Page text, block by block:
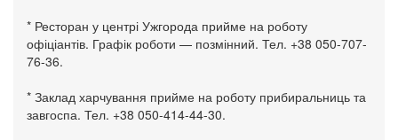
* Ресторан у центрі Ужгорода прийме на роботу
офіціантів. Графік роботи — позмінний. Тел. +38 050-707-
76-36.
* Заклад харчування прийме на роботу прибиральниць та
завгоспа. Тел. +38 050-414-44-30.